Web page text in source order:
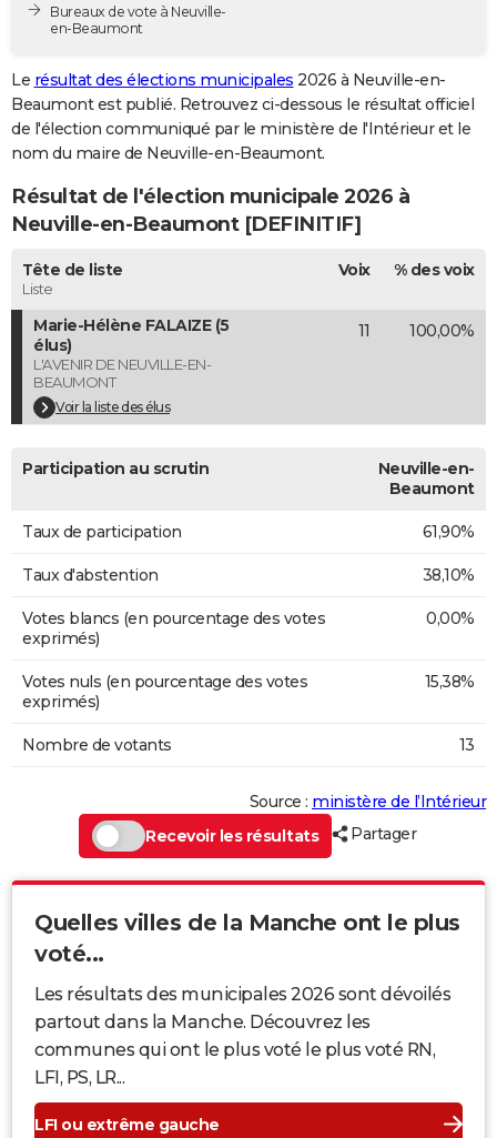
Destinations
City break
Voyage nature
Voyage de noces
Forum
PHOTO
GUIDES D'ACHAT
CARTE DE VOEUX
Carte de Noël
Carte Bonne année
Carte Saint-Valentin
Carte Pâques
Carte d'anniversaire
DICTIONNAIRE
COPAINS D'AVANT
S'inscrire
Se connecter
Lycées
Collèges
Primaires
Universités
Entreprises
Service militaire
Avis de recherche
AVIS DE DÉCÈS
FORUM
Bricolage
Lifestyle
Culture
Sport
Auto
Television
Voyage
Cinema
Bureaux de vote à Neuville-
en-Beaumont
Le résultat des élections municipales 2026 à Neuville-en-
Beaumont est publié. Retrouvez ci-dessous le résultat officiel
de l'élection communiqué par le ministère de l'Intérieur et le
nom du maire de Neuville-en-Beaumont.
Résultat de l'élection municipale 2026 à
Neuville-en-Beaumont [DEFINITIF]
Tête de liste
Liste
Voix % des voix
Marie-Hélène FALAIZE (5
élus)
L'AVENIR DE NEUVILLE-EN-
BEAUMONT
Voir la liste des élus
11 100,00%
Participation au scrutin
Neuville-en-
Beaumont
Taux de participation 61,90%
Taux d'abstention 38,10%
Votes blancs (en pourcentage des votes
exprimés)
0,00%
Votes nuls (en pourcentage des votes
exprimés)
15,38%
Nombre de votants 13
Source : ministère de l’Intérieur
Recevoir les résultats
Partager
Quelles villes de la Manche ont le plus
voté...
Les résultats des municipales 2026 sont dévoilés
partout dans la Manche. Découvrez les
communes qui ont le plus voté le plus voté RN,
LFI, PS, LR...
LFI ou extrême gauche